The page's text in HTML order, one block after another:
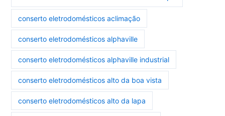
conserto eletrodomésticos aclimação
conserto eletrodomésticos alphaville
conserto eletrodomésticos alphaville industrial
conserto eletrodomésticos alto da boa vista
conserto eletrodomésticos alto da lapa